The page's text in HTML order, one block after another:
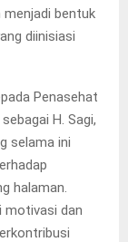
menjadi bentuk
diinisiasi
Penasehat
H. Sagi,
selama ini
halaman.
motivasi dan